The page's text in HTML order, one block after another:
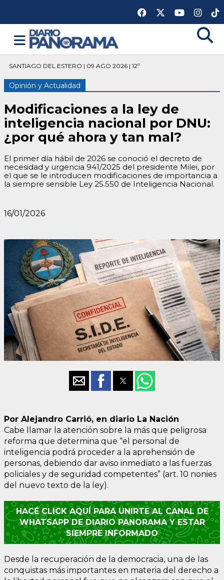
SANTIAGO DEL ESTERO | 09 AGO 2026 | 12º
Opinión y Actualidad
Modificaciones a la ley de
inteligencia nacional por DNU:
¿por qué ahora y tan mal?
El primer día hábil de 2026 se conoció el decreto de
necesidad y urgencia 941/2025 del presidente Milei, por
el que se le introducen modificaciones de importancia a
la siempre sensible Ley 25.550 de Inteligencia Nacional.
16/01/2026
Por Alejandro Carrió, en diario La Nación
Cabe llamar la atención sobre la más que peligrosa
reforma que determina que “el personal de
inteligencia podrá proceder a la aprehensión de
personas, debiendo dar aviso inmediato a las fuerzas
policiales y de seguridad competentes” (art. 10 nonies
del nuevo texto de la ley).
HACÉ CLICK AQUÍ PARA UNIRTE AL CANAL DE
WHATSAPP DE DIARIO PANORAMA Y ESTAR
SIEMPRE INFORMADO
Desde la recuperación de la democracia, una de las
conquistas más importantes en materia del derecho a